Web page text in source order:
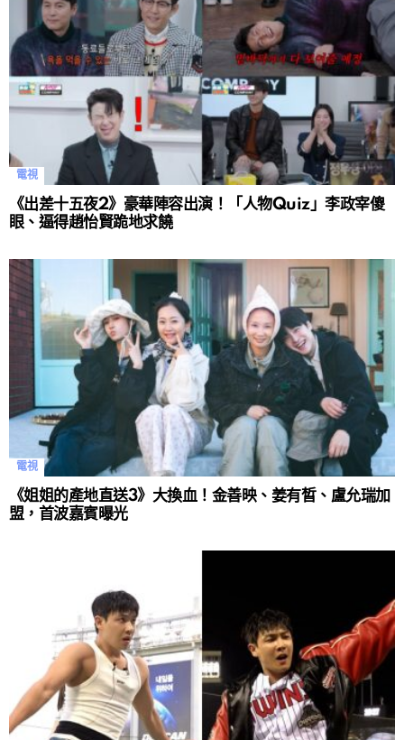
電視
《出差十五夜2》豪華陣容出演！「人物Quiz」李政宰傻
眼、逼得趙怡賢跪地求饒
電視
《姐姐的產地直送3》大換血！金善映、姜有晳、盧允瑞加
盟，首波嘉賓曝光